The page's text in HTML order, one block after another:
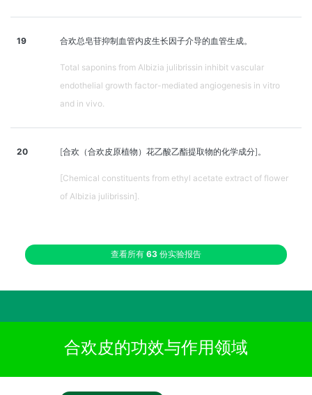
19 合欢总皂苷抑制血管内皮生长因子介导的血管生成。
Total saponins from Albizia julibrissin inhibit vascular
endothelial growth factor-mediated angiogenesis in vitro
and in vivo.
20 [合欢（合欢皮原植物）花乙酸乙酯提取物的化学成分]。
[Chemical constituents from ethyl acetate extract of flower
of Albizia julibrissin].
查看所有 63 份实验报告
合欢皮的功效与作用领域